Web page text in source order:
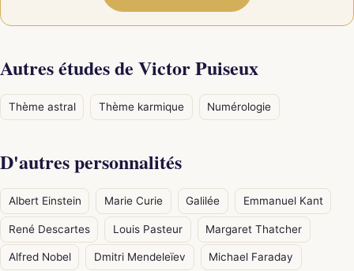
Autres études de Victor Puiseux
Thème astral Thème karmique Numérologie
D'autres personnalités
Albert Einstein Marie Curie Galilée Emmanuel Kant
René Descartes Louis Pasteur Margaret Thatcher
Alfred Nobel Dmitri Mendeleïev Michael Faraday